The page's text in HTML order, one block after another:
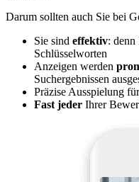
Darum sollten auch Sie bei
Sie sind effektiv: denn
Schlüsselworten
Anzeigen werden
Suchergebnissen
Präzise Ausspielung
Fast jeder Ihrer